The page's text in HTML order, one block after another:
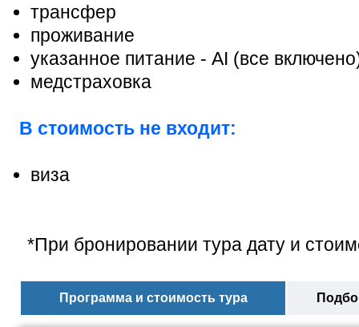
трансфер
проживание
указанное питание - АІ (все
медстраховка
В стоимость не входит:
виза
*При бронировании тура дату и
Программа и стоимость тура